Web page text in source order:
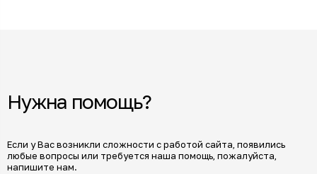
Нужна помощь?
Если у Вас возникли сложности с работой сайта, появились
любые вопросы или требуется наша помощь, пожалуйста,
напишите нам.